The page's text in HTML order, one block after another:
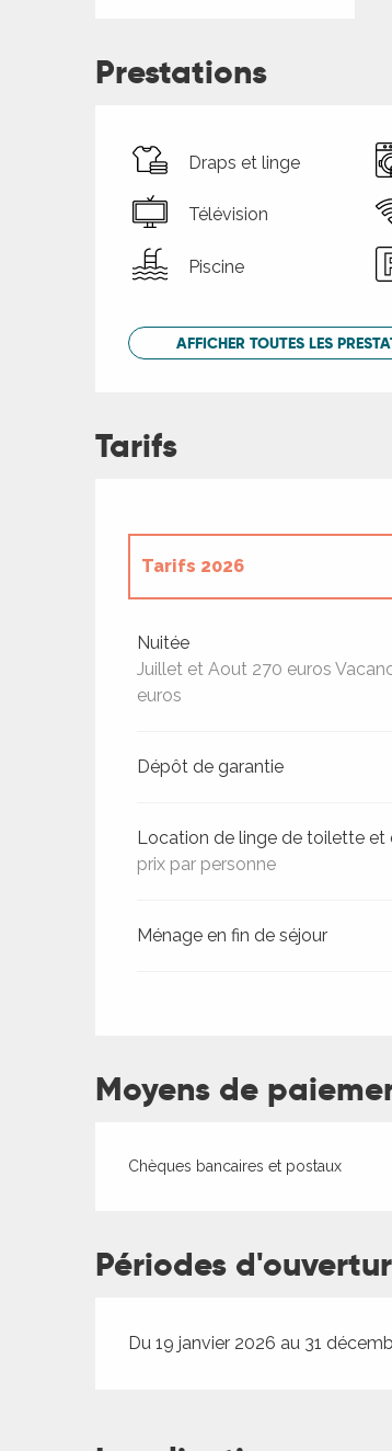
Prestations
Draps et linge
Télévision
Piscine
AFFICHER TOUTES LES
Tarifs
Tarifs 2026
Nuitée
Juillet et Aout 270 euros
euros
Dépôt de garantie
Location de linge de toilette et
prix par personne
Ménage en fin de séjour
Moyens de
Chèques bancaires et postaux
Périodes
Du 19 janvier 2026 au 31